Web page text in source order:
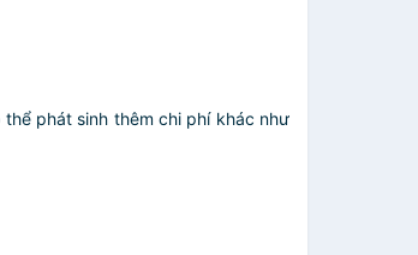
phát sinh thêm chi phí khác như